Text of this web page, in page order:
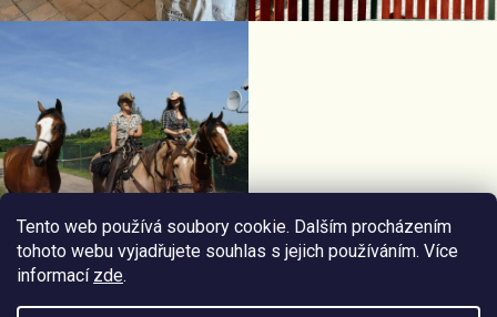
Tento web používá soubory cookie. Dalším procházením
tohoto webu vyjadřujete souhlas s jejich používáním. Více
informací zde.